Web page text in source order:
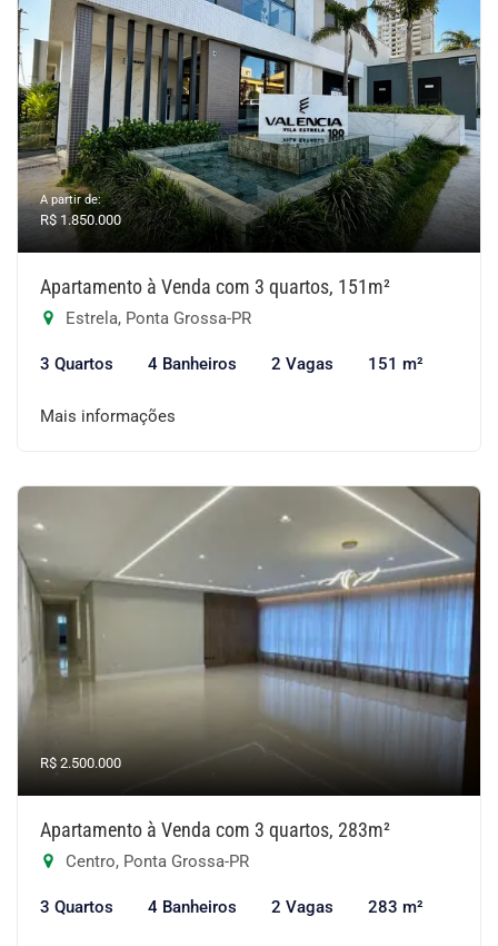
A partir de:
R$ 1.850.000
Apartamento à Venda com 3 quartos, 151m²
Estrela, Ponta Grossa-PR
3 Quartos 4 Banheiros 2 Vagas 151 m²
Mais informações
R$ 2.500.000
Apartamento à Venda com 3 quartos, 283m²
Centro, Ponta Grossa-PR
3 Quartos 4 Banheiros 2 Vagas 283 m²